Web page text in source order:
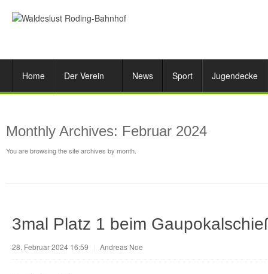
Home Der Verein News Sport Jugendecke
Monthly Archives: Februar 2024
You are browsing the site archives by month.
3mal Platz 1 beim
28. Februar 2024 16:59 Andreas Noe